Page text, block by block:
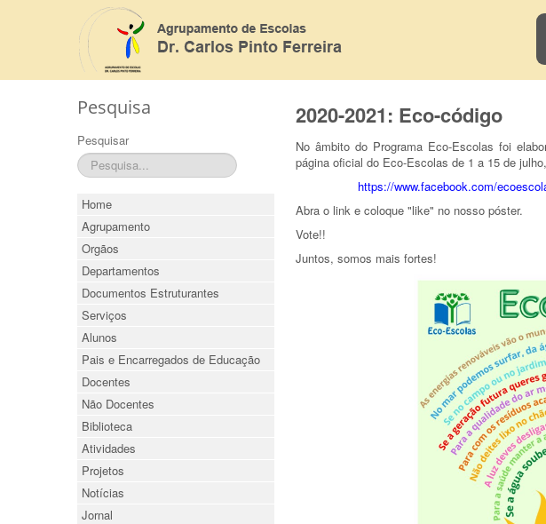
Pesquisa
Pesquisar
Home
Agrupamento
Orgãos
Departamentos
Documentos Estruturantes
Serviços
Alunos
Pais e Encarregados de Educação
Docentes
Não Docentes
Biblioteca
Atividades
Projetos
Notícias
Jornal
2020-2021: Eco-código
No âmbito do Programa Eco-Escolas foi
página oficial do Eco-Escolas de 1 a 15 de
https://www.facebook.com/
Abra o link e coloque "like" no nosso póster.
Vote!!
Juntos, somos mais fortes!